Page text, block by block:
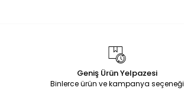
Geniş Ürün Yelpazesi
Binlerce ürün ve kampanya seçeneği